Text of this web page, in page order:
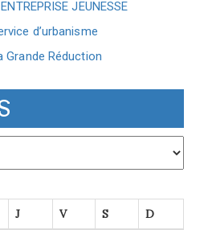
JEUNESSE
d’urbanisme
Grande Réduction
J V S D